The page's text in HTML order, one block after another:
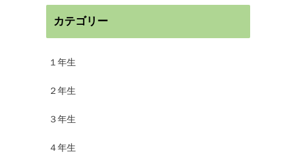
カテゴリー
１年生
２年生
３年生
４年生